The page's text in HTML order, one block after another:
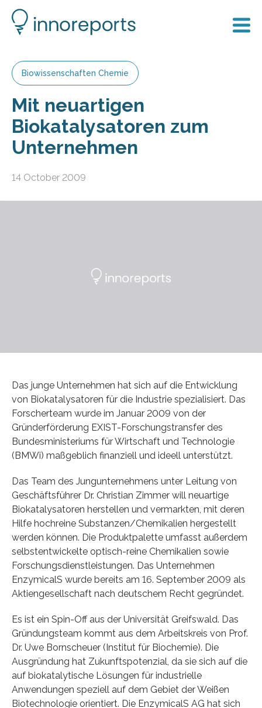
Biowissenschaften Chemie
Mit neuartigen
Biokatalysatoren zum
Unternehmen
14 October 2009
Das junge Unternehmen hat sich auf die Entwicklung
von Biokatalysatoren für die Industrie spezialisiert. Das
Forscherteam wurde im Januar 2009 von der
Gründerförderung EXIST-Forschungstransfer des
Bundesministeriums für Wirtschaft und Technologie
(BMWi) maßgeblich finanziell und ideell unterstützt.
Das Team des Jungunternehmens unter Leitung von
Geschäftsführer Dr. Christian Zimmer will neuartige
Biokatalysatoren herstellen und vermarkten, mit deren
Hilfe hochreine Substanzen/Chemikalien hergestellt
werden können. Die Produktpalette umfasst außerdem
selbstentwickelte optisch-reine Chemikalien sowie
Forschungsdienstleistungen. Das Unternehmen
EnzymicalS wurde bereits am 16. September 2009 als
Aktiengesellschaft nach deutschem Recht gegründet.
Es ist ein Spin-Off aus der Universität Greifswald. Das
Gründungsteam kommt aus dem Arbeitskreis von Prof.
Dr. Uwe Bornscheuer (Institut für Biochemie). Die
Ausgründung hat Zukunftspotenzial, da sie sich auf die
auf biokatalytische Lösungen für industrielle
Anwendungen speziell auf dem Gebiet der Weißen
Biotechnologie orientiert. Die EnzymicalS AG hat sich